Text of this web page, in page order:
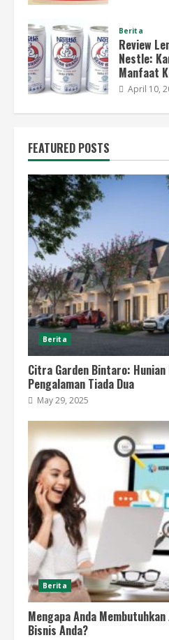
Berita
Review
Nestle:
Manfaat
April 10,
FEATURED POSTS
Berita
Citra Garden Bintaro: Hunian
Pengalaman Tiada Dua
May 29, 2025
Berita
Mengapa Anda
Bisnis Anda?